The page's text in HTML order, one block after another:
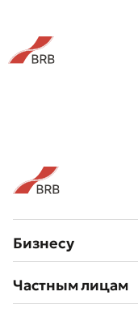
Оцените
Бизнесу
Частным лицам